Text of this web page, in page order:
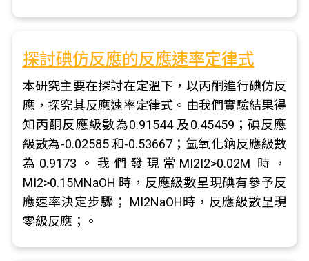
探討碘仿反應的反應速率定律式
本研究主要在探討在定溫下，以丙酮進行碘仿反
應，探究其反應速率定律式。由我們實驗結果得
知丙酮反應級數為0.91544 及0.45459；碘反應
級數為-0.02585 和-0.53667；氫氧化鈉反應級數
為0.9173。我們發現當MI2I2>0.02M 時，
MI2>0.15MNaOH 時，反應級數呈現碘有參予反
應速率決定步驟； MI2NaOH時，反應級數呈現
零級反應；。